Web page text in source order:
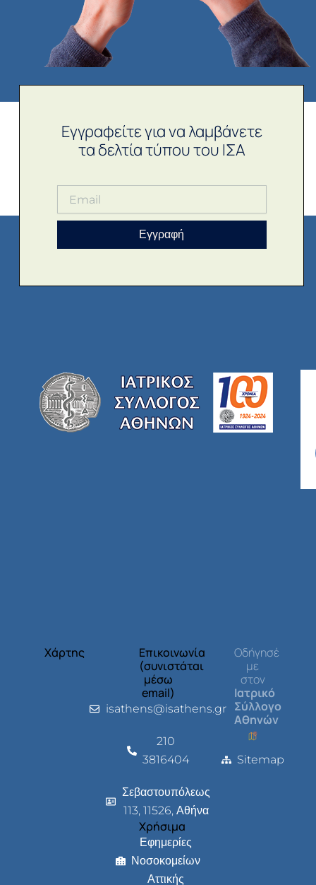
Εγγραφείτε για να λαμβάνετε
τα δελτία τύπου του ΙΣΑ
Εγγραφή
Χάρτης
Επικοινωνία
(συνιστάται
μέσω
email)
isathens@isathens.gr
210
3816404
Σεβαστουπόλεως
113, 11526, Αθήνα
Χρήσιμα
Εφημερίες
Νοσοκομείων
Αττικής
Οδήγησέ
με
στον
Ιατρικό
Σύλλογο
Αθηνών
Sitemap